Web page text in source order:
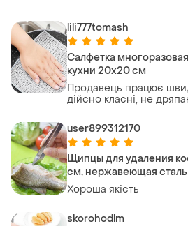
lili777tomash
Салфетка
кухни 20х20 см
Продавець працює
дійсно класні, не
user899312170
Щипцы для удаления
см, нержавеющая сталь
Хороша якість
skorohodlm